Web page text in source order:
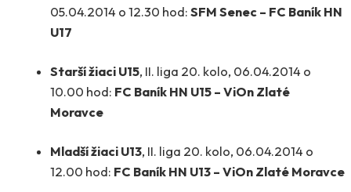
05.04.2014 o 12.30 hod: SFM Senec – FC Baník HN
U17
Starší žiaci U15, II. liga 20. kolo, 06.04.2014 o
10.00 hod: FC Baník HN U15 – ViOn Zlaté
Moravce
Mladší žiaci U13, II. liga 20. kolo, 06.04.2014 o
12.00 hod: FC Baník HN U13 – ViOn Zlaté Moravce